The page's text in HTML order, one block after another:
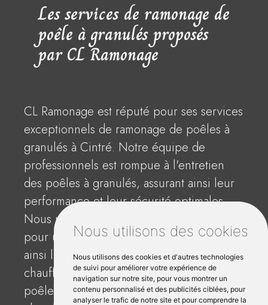
Nous utilisons des cookies
Nous utilisons des cookies et d'autres technologies
de suivi pour améliorer votre expérience de
navigation sur notre site, pour vous montrer un
contenu personnalisé et des publicités ciblées, pour
analyser le trafic de notre site et pour comprendre la
Les services de ramonage de
poêle à granulés proposés
par CL Ramonage
CL Ramonage est réputé pour ses services
exceptionnels de ramonage de poêles à
granulés à Cintré. Notre équipe de
professionnels est rompue à l'entretien
des poêles à granulés, assurant ainsi leur
performance et leur sécurité optimales.
Nous utilisons des brosses spécialisées
pour un décendrage efficace, préservant
ainsi l'intégrité de votre appareil de
chauffage. En plus de l'entretien des
poêles, nous offrons le ramonage des